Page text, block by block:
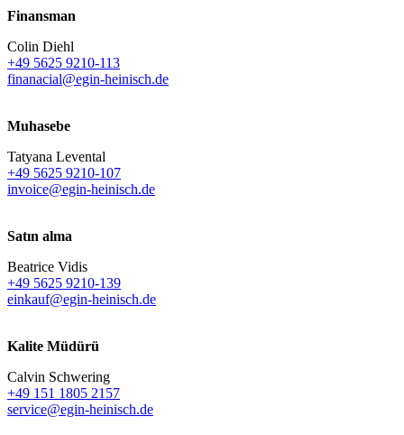
Finansman
Colin Diehl
+49 5625 9210-113
finanacial@egin-heinisch.de
Muhasebe
Tatyana Levental
+49 5625 9210-107
invoice@egin-heinisch.de
Satın alma
Beatrice Vidis
+49 5625 9210-139
einkauf@egin-heinisch.de
Kalite Müdürü
Calvin Schwering
+49 151 1805 2157
service@egin-heinisch.de